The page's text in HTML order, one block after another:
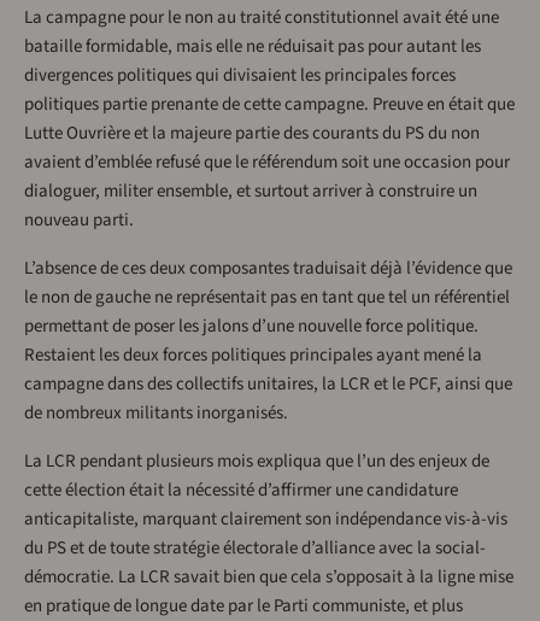
La campagne pour le non au traité constitutionnel avait été une
bataille formidable, mais elle ne réduisait pas pour autant les
divergences politiques qui divisaient les principales forces
politiques partie prenante de cette campagne. Preuve en était que
Lutte Ouvrière et la majeure partie des courants du PS du non
avaient d’emblée refusé que le référendum soit une occasion pour
dialoguer, militer ensemble, et surtout arriver à construire un
nouveau parti.
L’absence de ces deux composantes traduisait déjà l’évidence que
le non de gauche ne représentait pas en tant que tel un référentiel
permettant de poser les jalons d’une nouvelle force politique.
Restaient les deux forces politiques principales ayant mené la
campagne dans des collectifs unitaires, la LCR et le PCF, ainsi que
de nombreux militants inorganisés.
La LCR pendant plusieurs mois expliqua que l’un des enjeux de
cette élection était la nécessité d’affirmer une candidature
anticapitaliste, marquant clairement son indépendance vis-à-vis
du PS et de toute stratégie électorale d’alliance avec la social-
démocratie. La LCR savait bien que cela s’opposait à la ligne mise
en pratique de longue date par le Parti communiste, et plus